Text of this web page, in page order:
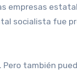
empresas
socialista fue
Pero también